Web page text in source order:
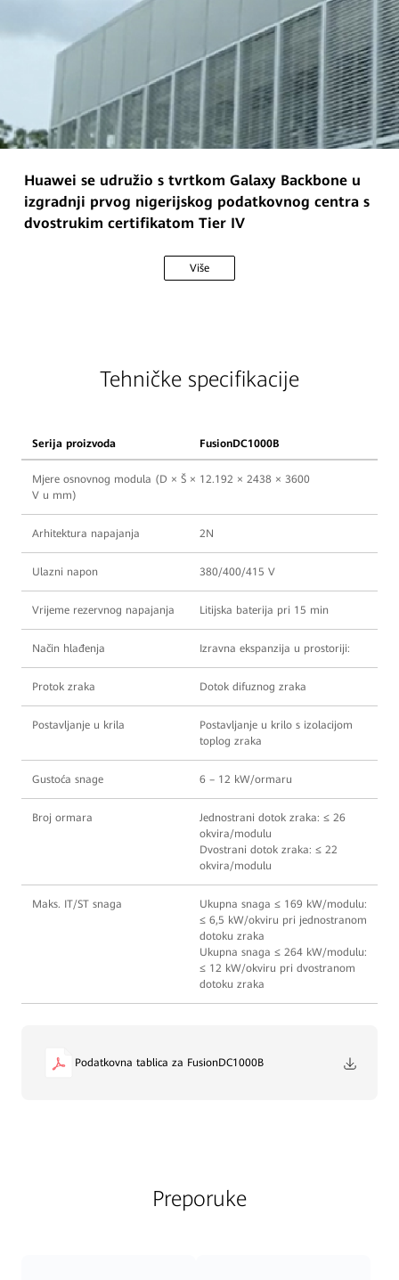
Huawei se udružio s tvrtkom Galaxy Backbone u
izgradnji prvog nigerijskog podatkovnog centra s
dvostrukim certifikatom Tier IV
Više
Tehničke specifikacije
Serija proizvoda FusionDC1000B
Mjere osnovnog modula (D × Š ×
V u mm)
12.192 × 2438 × 3600
Arhitektura napajanja 2N
Ulazni napon 380/400/415 V
Vrijeme rezervnog napajanja Litijska baterija pri 15 min
Način hlađenja Izravna ekspanzija u prostoriji:
Protok zraka Dotok difuznog zraka
Postavljanje u krila
Postavljanje u krilo s izolacijom
toplog zraka
Gustoća snage 6 – 12 kW/ormaru
Broj ormara
Jednostrani dotok zraka: ≤ 26
okvira/modulu
Dvostrani dotok zraka: ≤ 22
okvira/modulu
Maks. IT/ST snaga
Ukupna snaga ≤ 169 kW/modulu:
≤ 6,5 kW/okviru pri jednostranom
dotoku zraka
Ukupna snaga ≤ 264 kW/modulu:
≤ 12 kW/okviru pri dvostranom
dotoku zraka
Podatkovna tablica za FusionDC1000B
Preporuke